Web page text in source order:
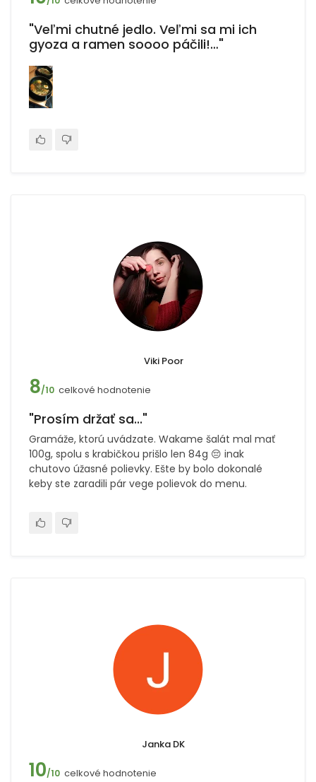
"Veľmi chutné jedlo. Veľmi sa mi ich
gyoza a ramen soooo páčili!…"
Viki Poor
8/10 celkové hodnotenie
"Prosím držať sa..."
Gramáže, ktorú uvádzate. Wakame šalát mal mať
100g, spolu s krabičkou prišlo len 84g 😔 inak
chutovo úžasné polievky. Ešte by bolo dokonalé
keby ste zaradili pár vege polievok do menu.
Janka DK
10/10 celkové hodnotenie